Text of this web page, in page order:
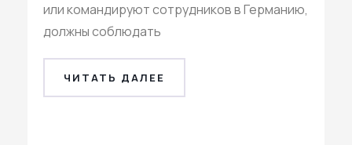
или командируют сотрудников в Германию,
должны соблюдать
ЧИТАТЬ ДАЛЕЕ